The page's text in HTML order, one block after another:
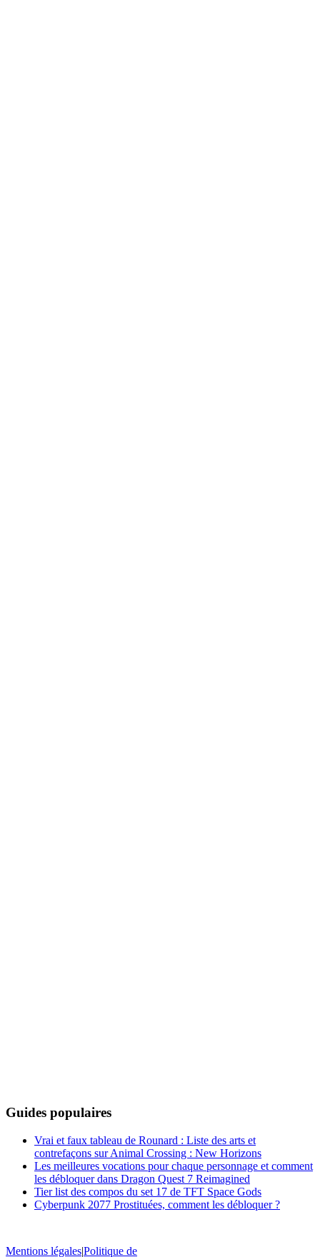
Guides populaires
Vrai et faux tableau de Rounard : Liste des arts et
contrefaçons sur Animal Crossing : New Horizons
Les meilleures vocations pour chaque personnage et comment
les débloquer dans Dragon Quest 7 Reimagined
Tier list des compos du set 17 de TFT Space Gods
Cyberpunk 2077 Prostituées, comment les débloquer ?
Mentions légales|Politique de